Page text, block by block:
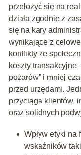
przełożyć się na
działa zgodnie z
się na kary
wynikające z
konflikty ze
koszty transakcyjne
pożarów” i mniej
przed urzędami.
przyciąga klientów,
oraz solidnych
Wpływ etyki na
wskaźników